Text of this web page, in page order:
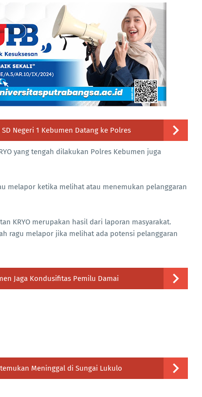
Negeri 1 Kebumen Datang ke Polres
yang tengah dilakukan Polres Kebumen juga
melapor ketika melihat atau menemukan pelanggaran
KRYO merupakan hasil dari laporan masyarakat.
ragu melapor jika melihat ada potensi pelanggaran
Jaga Kondusifitas Pemilu Damai
Meninggal di Sungai Lukulo